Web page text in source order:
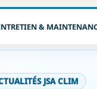
&
JSA CLIM